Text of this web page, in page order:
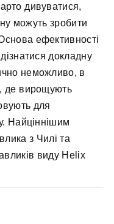
дивуватися,
можуть зробити
ефективності
докладну
неможливо, в
де вирощують
для
Найціннішим
з Чилі та
виду Helix